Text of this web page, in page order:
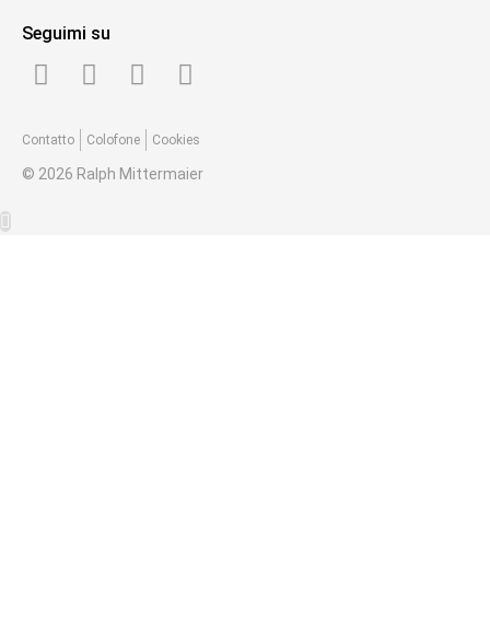
Seguimi su
© 2026 Ralph Mittermaier
Contatto Colofone Cookies